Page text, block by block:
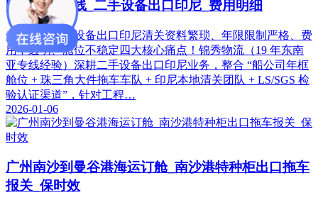
印尼物流专线_二手设备出口印尼_费用明细
专门解决二手设备出口印尼清关资料繁琐、年限限制严格、费
用不透明、舱位不稳定四大核心痛点！锦秀物流（19 年东南
亚专线经验）深耕二手设备出口印尼业务，整合 “船公司年框
舱位 + 珠三角大件拖车车队 + 印尼本地清关团队 + LS/SGS 检
验认证渠道”，针对工程…
2026-01-06
广州南沙到曼谷港海运订舱_南沙港特种柜出口拖车
报关_保时效